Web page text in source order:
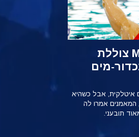
Meet a Scientologist צוללת
מים
איטלקית, אבל כשהיא
אמרו לה
תובעני.